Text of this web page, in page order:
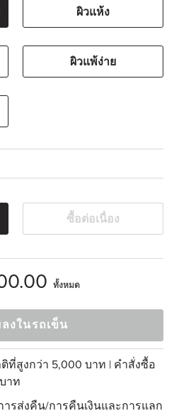
ผิวแห้ง
ผิวแพ้ง่าย
ซื้อต่อเนื่อง
ทั้งหมด
ลงในรถเข็น
ที่สูงกว่า 5,000 บาท | คำสั่งซื้อ
าท
รส่งคืน/การคืนเงินและการแลก